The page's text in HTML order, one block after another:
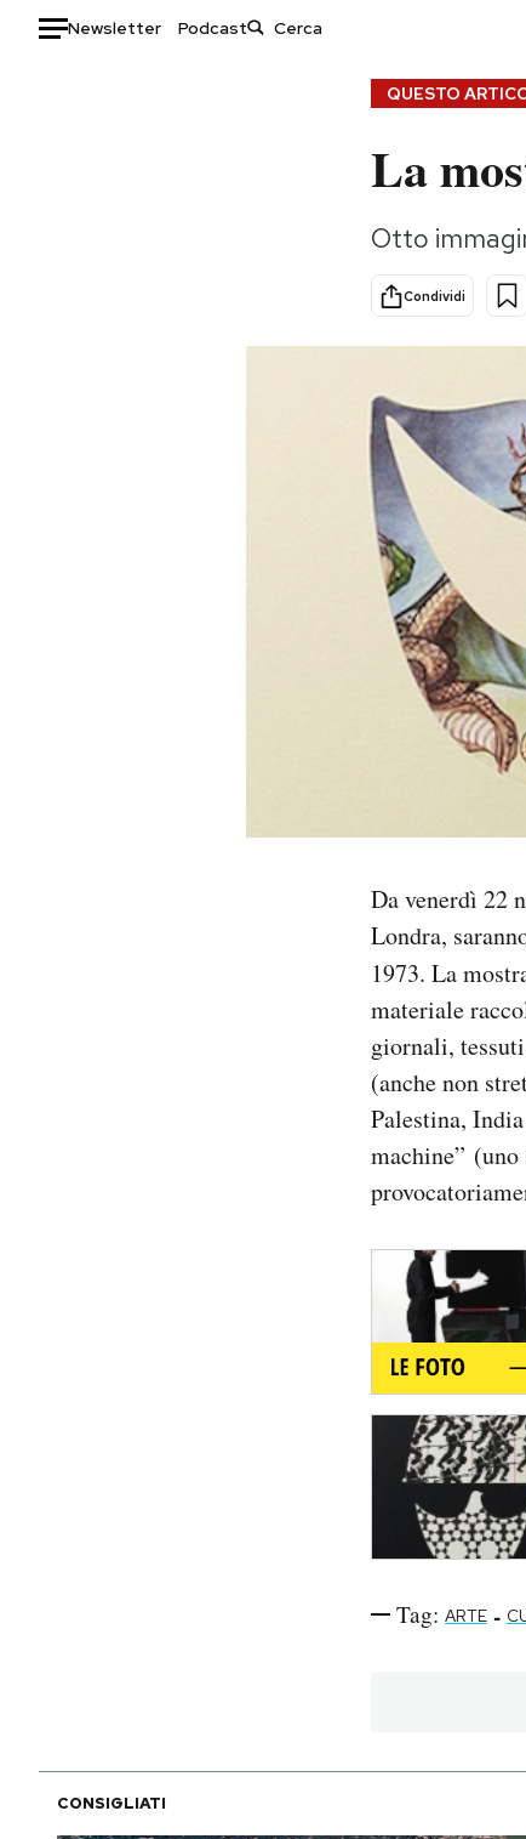
Newsletter Podcast
Consumismi
Storie/Idee
Ok Boomer!
Mondiali calcio 2026
QUESTO
La
Otto
Condividi
Da venerdì 22
Londra,
1973. La
materiale
giornali,
(anche non
Palestina,
machine”
Tag: ARTE -
CONSIGLIATI